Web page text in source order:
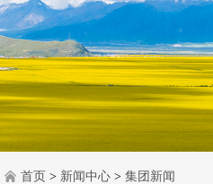
首页 > 新闻中心 > 集团新闻